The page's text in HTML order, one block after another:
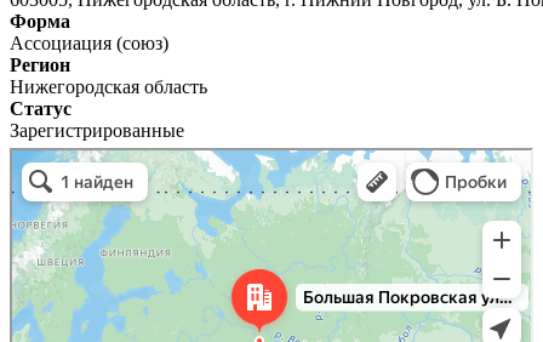
Форма
Ассоциация (союз)
Регион
Нижегородская область
Статус
Зарегистрированные